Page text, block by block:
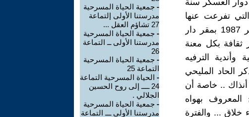
العسكر سنة
التي تفرعت عنها
تجارب أخرى منها الحياة المسرحية والتي تاسست في 17 دجنبر 1987 بمقر دار
بكل معنة
وأندية الترفيه
الحاد المليحي
.. خاصة أن
المعروف بهواه
خلاق ... والفترة
- جمعية الحياة المسرحية
مدرستنا الأولى إلتماعة
27 تشاؤم العقل ...
- جمعية الحياة المسرحية
مدرستنا الأولى ــ التماعة
26
- جمعية الحياة المسرحية
التماعة 25
- الحياة المسرحية التماعة
24 ــــ إلى روح الحسين
الجلالي .
- جمعية الحياة المسرحية
مدرستنا الأولى ـــ التماعة